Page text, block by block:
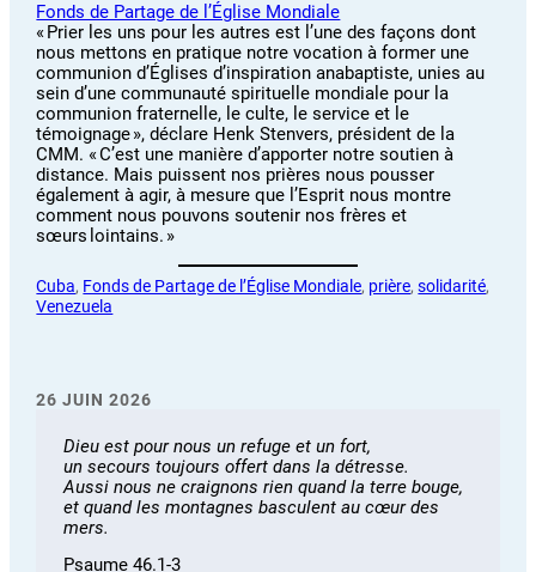
Fonds de Partage de l’Église Mondiale
« Prier les uns pour les autres est l’une des façons dont
nous mettons en pratique notre vocation à former une
communion d’Églises d’inspiration anabaptiste, unies au
sein d’une communauté spirituelle mondiale pour la
communion fraternelle, le culte, le service et le
témoignage », déclare Henk Stenvers, président de la
CMM. « C’est une manière d’apporter notre soutien à
distance. Mais puissent nos prières nous pousser
également à agir, à mesure que l’Esprit nous montre
comment nous pouvons soutenir nos frères et
sœurs lointains. »
Cuba, Fonds de Partage de l’Église Mondiale, prière, solidarité
Venezuela
26 JUIN 2026
Dieu est pour nous un refuge et un fort,
un secours toujours offert dans la détresse.
Aussi nous ne craignons rien quand la terre bouge,
et quand les montagnes basculent au cœur des
mers.
Psaume 46.1-3